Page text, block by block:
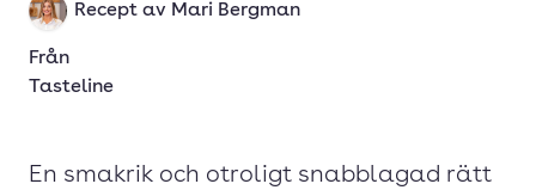
Recept av Mari Bergman
Från
Tasteline
En smakrik och otroligt snabblagad rätt